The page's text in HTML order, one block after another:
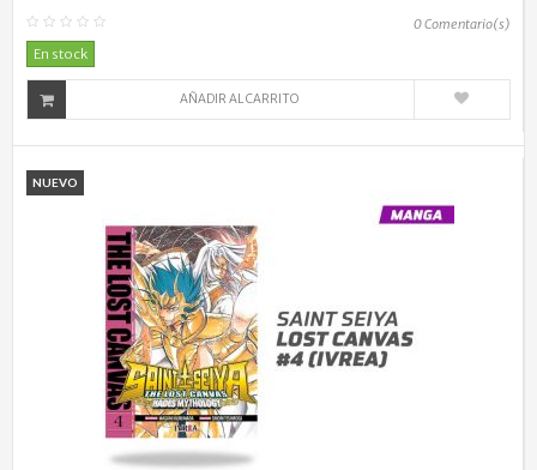
0Comentario(s)
En stock
AÑADIR AL CARRITO
NUEVO